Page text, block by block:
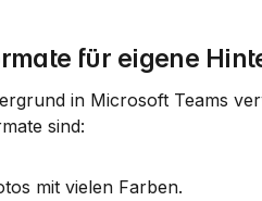
für eigene
in Microsoft Teams
sind:
mit vielen Farben.